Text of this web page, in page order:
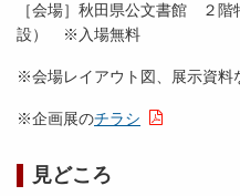
［会場］秋田県公文書館 ２階
設） ※入場無料
※会場レイアウト図、展示資料
※企画展のチラシ
見どころ